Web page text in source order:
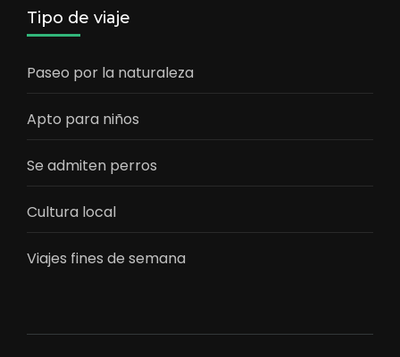
Tipo de viaje
Paseo por la naturaleza
Apto para niños
Se admiten perros
Cultura local
Viajes fines de semana